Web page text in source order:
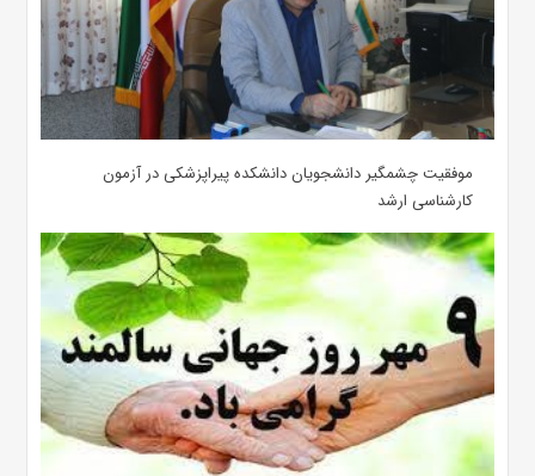
موفقیت چشمگیر دانشجویان دانشکده پیراپزشکی در آزمون
کارشناسی ارشد